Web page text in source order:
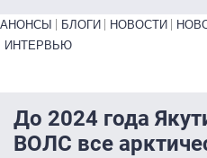
Primary links bottom
АНОНСЫ БЛОГИ НОВОСТИ
ИНТЕРВЬЮ
До 2024 года
ВОЛС все